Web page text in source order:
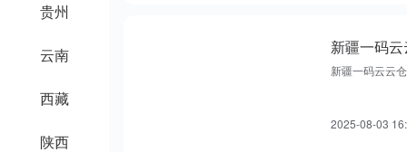
贵州
云南
西藏
陕西
新疆一码
新疆一码云云
2025-08-03